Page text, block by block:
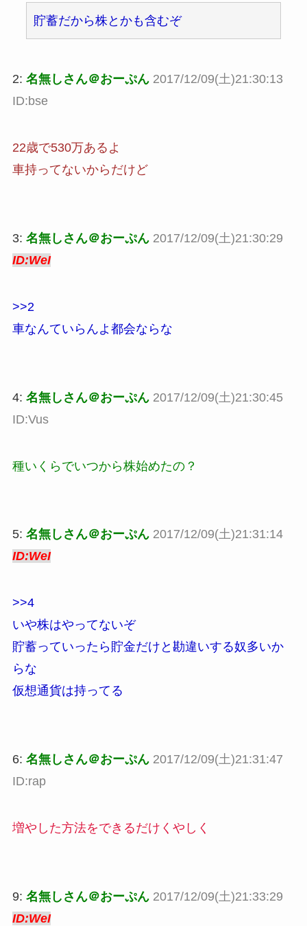
貯蓄だから株とかも含むぞ
2: 名無しさん＠おーぷん 2017/12/09(土)21:30:13
ID:bse
22歳で530万あるよ
車持ってないからだけど
3: 名無しさん＠おーぷん 2017/12/09(土)21:30:29
ID:WeI
>>2
車なんていらんよ都会ならな
4: 名無しさん＠おーぷん 2017/12/09(土)21:30:45
ID:Vus
種いくらでいつから株始めたの？
5: 名無しさん＠おーぷん 2017/12/09(土)21:31:14
ID:WeI
>>4
いや株はやってないぞ
貯蓄っていったら貯金だけと勘違いする奴多いか
らな
仮想通貨は持ってる
6: 名無しさん＠おーぷん 2017/12/09(土)21:31:47
ID:rap
増やした方法をできるだけくやしく
9: 名無しさん＠おーぷん 2017/12/09(土)21:33:29
ID:WeI